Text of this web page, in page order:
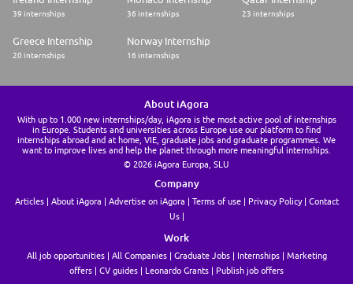
39 internships 36 internships 23 internships
Greece Internship
20 internships
Norway Internship
16 internships
About iAgora
With up to 1.000 new internships/day, iAgora is the most active pool of internships
in Europe. Students and universities across Europe use our platform to find
internships abroad and at home, VIE, graduate jobs and graduate programmes. We
want to improve lives and help the planet through more meaningful internships.
© 2026 iAgora Europa, SLU
Company
Articles About iAgora Advertise on iAgora Terms of use Privacy Policy
Contact
Us
Work
All job opportunities All Companies Graduate Jobs Internships
Marketing
offers
CV guides Leonardo Grants Publish job offers